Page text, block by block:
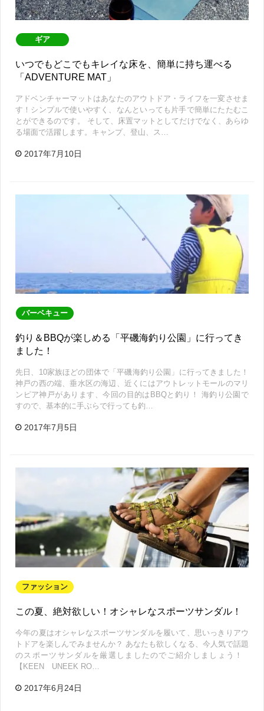
ギア
いつでもどこでもキレイな床を、簡単に持ち運べる
「ADVENTURE MAT」
アドベンチャーマットはあなたのアウトドア・ライフを一変させま
す！シンプルで使いやすく、なんといっても片手で簡単にたたむこ
とができるのです。 そして、床置マットとしてだけでなく、あらゆ
る場面で活躍します。キャンプ、登山、ス…
2017年7月10日
バーベキュー
釣り＆BBQが楽しめる「平磯海釣り公園」に行ってき
ました！
先日、10家族ほどの団体で「平磯海釣り公園」に行ってきました！
神戸の西の端、垂水区の海辺、近くにはアウトレットモールのマリ
ンピア神戸があります、今回の目的はBBQと釣り！ 海釣り公園で
すので、基本的に手ぶらで行っても釣…
2017年7月5日
ファッション
この夏、絶対欲しい！オシャレなスポーツサンダル！
今年の夏はオシャレなスポーツサンダルを履いて、思いっきりアウ
トドアを楽しんでみませんか？ あなたも欲しくなる、今人気で話題
のスポーツサンダルを厳選しましたのでご紹介しましょう！
【KEEN UNEEK RO…
2017年6月24日